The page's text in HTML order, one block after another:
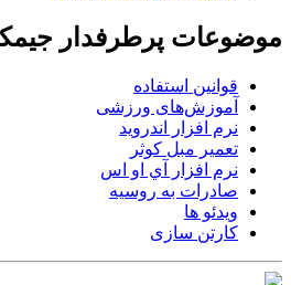
موضوعات پرطرفدار
قوانین استفاده
آموزش‌های ورزشی
نرم افزار اندروید
تعمیر مبل کوثر
نرم افزار آي او اس
صادرات به روسیه
ویدئو ها
کارتن سازی